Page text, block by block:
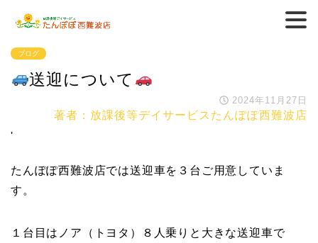
ブログ
送迎について
2024年11月27日
著者：放課後等デイサービスたんぽぽ西難波店
'
たんぽぽ西難波店では送迎車を３台ご用意していま
す。
１台目はノア（トヨタ）８人乗りと大きな送迎車で